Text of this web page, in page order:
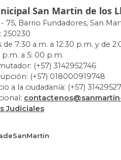
San Martin de los
- 75, Barrio Fundadores, San
250230
de 7:30 a.m. a 12:30 p.m. y de
a 5: 00 p.m.
(+57) 3142952746
(+57) 018000919748
a la ciudadanía: (+57)
Judiciales